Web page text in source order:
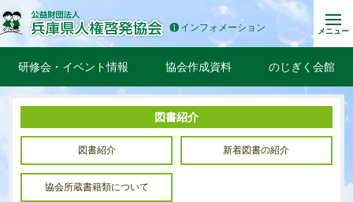
インフォメーション メニュー
研修会・イベント情報 協会作成資料 のじぎく会館
図書紹介
図書紹介 新着図書の紹介
協会所蔵書籍類について